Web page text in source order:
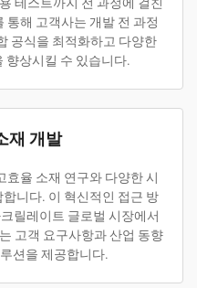
통해 고객사는 개발 전 과정
공식을 최적화하고 다양한
향상시킬 수 있습니다.
재 개발
효율 소재 연구와 다양한 시
니다. 이 혁신적인 접근 방
릴레이트 글로벌 시장에서
고객 요구사항과 산업 동향
션을 제공합니다.